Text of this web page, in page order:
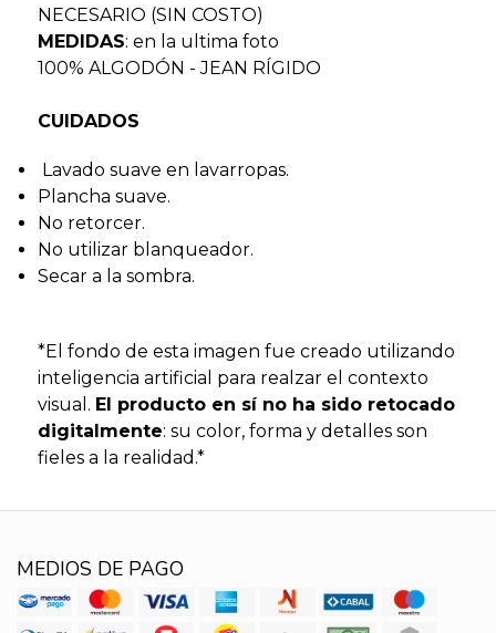
NECESARIO (SIN COSTO)
MEDIDAS: en la ultima foto
100% ALGODÓN - JEAN RÍGIDO
CUIDADOS
Lavado suave en lavarropas.
Plancha suave.
No retorcer.
No utilizar blanqueador.
Secar a la sombra.
*El fondo de esta imagen fue creado utilizando
inteligencia artificial para realzar el contexto
visual. El producto en sí no ha sido retocado
digitalmente: su color, forma y detalles son
fieles a la realidad.*
MEDIOS DE PAGO